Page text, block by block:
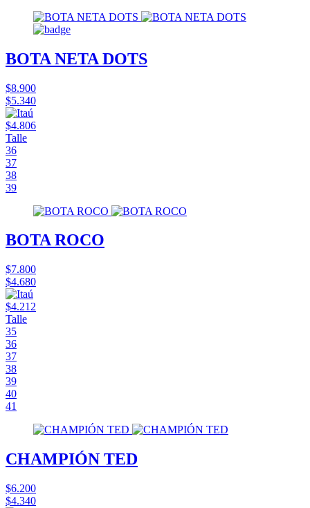
BOTA NETA DOTS
$8.900
$5.340
$4.806
Talle
36
37
38
39
BOTA ROCO
$7.800
$4.680
$4.212
Talle
35
36
37
38
39
40
41
CHAMPIÓN TED
$6.200
$4.340